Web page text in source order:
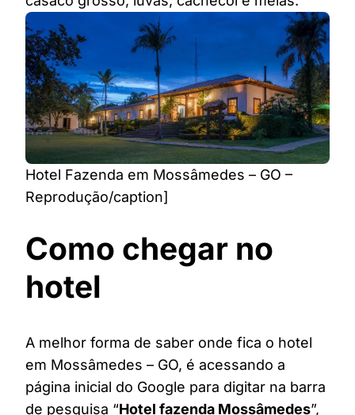
Hotel Fazenda em Mossâmedes – GO –
Reprodução/caption]
Como chegar no
hotel
A melhor forma de saber onde fica o hotel
em Mossâmedes – GO, é acessando a
página inicial do Google para digitar na barra
de pesquisa “Hotel fazenda Mossâmedes”,